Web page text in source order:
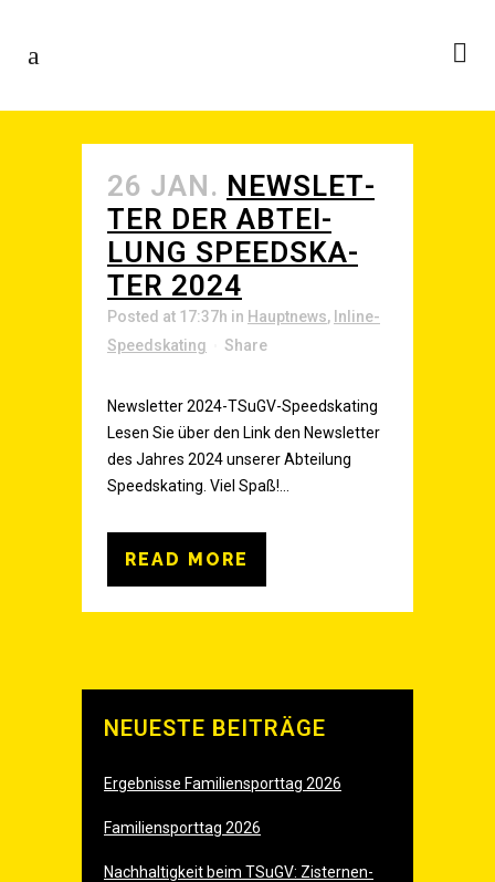
26 JAN. NEWS­LET­
TER DER ABTEI­
LUNG SPEED­SKA­
TER 2024
Posted at 17:37h in Hauptnews, Inline-
Speedskating
Share
Newsletter 2024-TSuGV-Speedskating
Lesen Sie über den Link den Newsletter
des Jahres 2024 unserer Abteilung
Speedskating. Viel Spaß!...
READ MORE
NEU­ES­TE BEITRÄGE
Ergeb­nis­se Fami­li­en­sport­tag 2026
Fami­li­en­sport­tag 2026
Nach­hal­tig­keit beim TSu­GV: Zis­ter­nen­